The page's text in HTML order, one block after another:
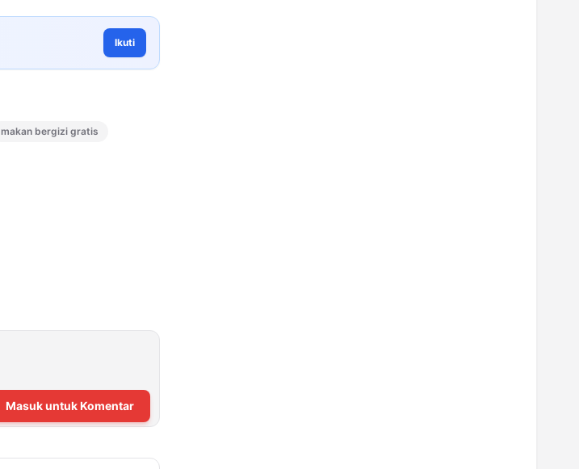
Ikuti
makan bergizi gratis
Masuk untuk Komentar